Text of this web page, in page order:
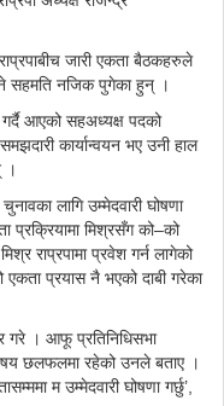
जारी एकता बैठकहरुले
सहमति नजिक पुगेका हुन् ।
आएको सहअध्यक्ष पदको
कार्यान्वयन भए उनी हाल
।
लागि उम्मेदवारी घोषणा
प्रक्रियामा मिश्रसँग को–को
राप्रपामा प्रवेश गर्न लागेको
एकता प्रयास नै भएको दाबी गरेका
गरे । आफू प्रतिनिधिसभा
छलफलमा रहेको उनले बताए ।
म उम्मेदवारी घोषणा गर्छु’,